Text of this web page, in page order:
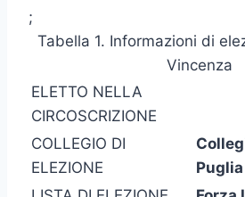
;
Tabella 1. Informazioni di
Vincenza
ELETTO NELLA
CIRCOSCRIZIONE
COLLEGIO DI
ELEZIONE